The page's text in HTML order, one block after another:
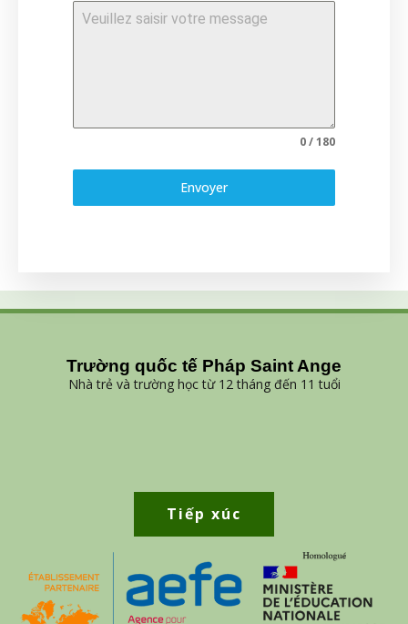
0 / 180
Envoyer
Trường quốc tế Pháp Saint Ange
Nhà trẻ và trường học từ 12 tháng đến 11 tuổi
Tiếp xúc